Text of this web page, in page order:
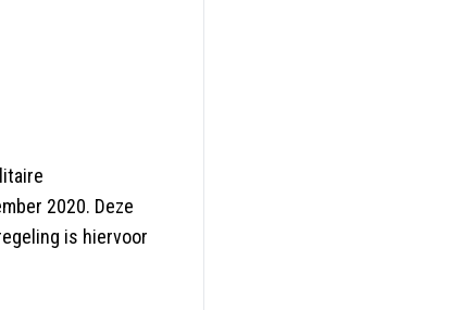
2020. Deze
is hiervoor